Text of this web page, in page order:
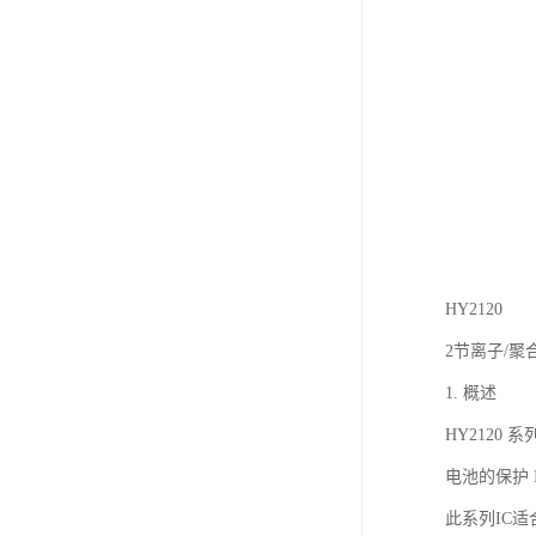
HY2120
2节离子/聚
1. 概述
HY2120 系
电池的保护
此系列IC适